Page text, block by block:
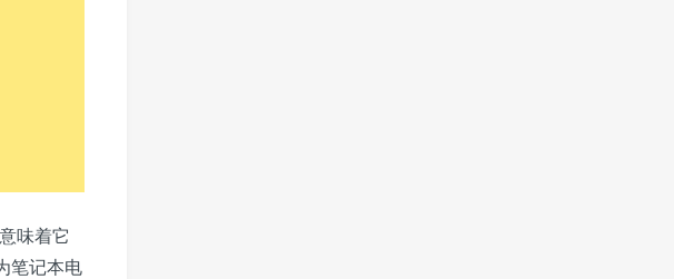
味着它
笔记本电